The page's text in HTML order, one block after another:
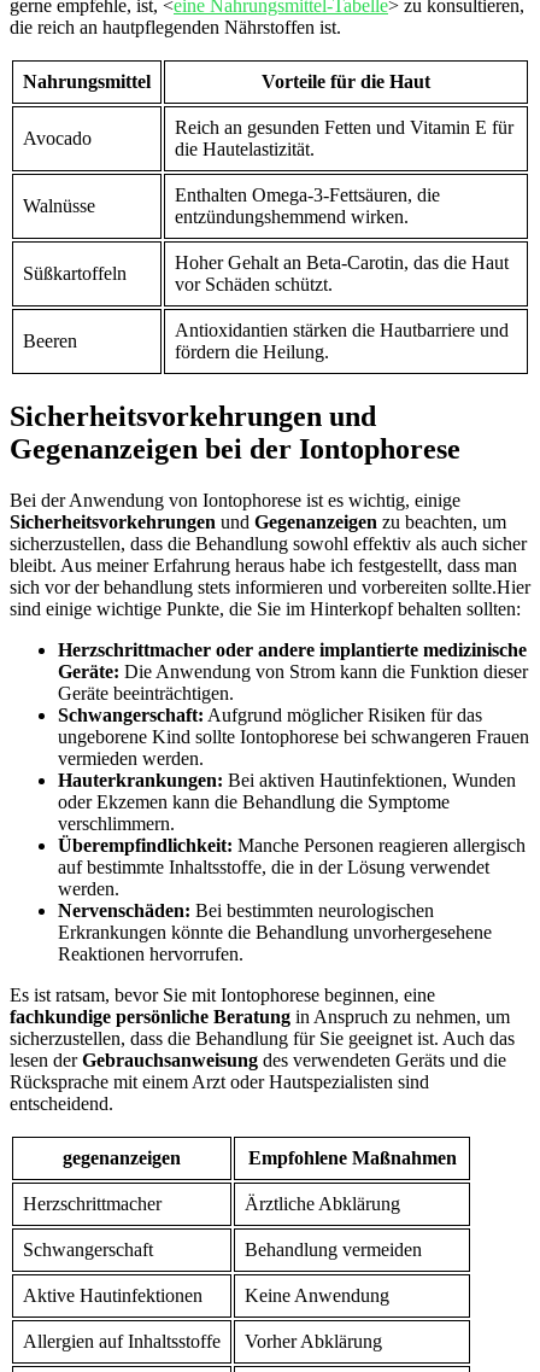
gerne empfehle, ist, <eine Nahrungsmittel-Tabelle> zu konsultieren,
die reich an hautpflegenden Nährstoffen ist.
Nahrungsmittel Vorteile für die Haut
Avocado
Reich an gesunden Fetten und Vitamin E für
die Hautelastizität.
Walnüsse
Enthalten Omega-3-Fettsäuren, die
entzündungshemmend wirken.
Süßkartoffeln
Hoher Gehalt an Beta-Carotin, das die Haut
vor Schäden schützt.
Beeren
Antioxidantien stärken die Hautbarriere und
fördern die Heilung.
Sicherheitsvorkehrungen und
Gegenanzeigen bei der Iontophorese
Bei der Anwendung von Iontophorese ist es wichtig, einige
Sicherheitsvorkehrungen und Gegenanzeigen zu beachten, um
sicherzustellen, dass die Behandlung sowohl effektiv als auch sicher
bleibt. Aus meiner Erfahrung heraus habe ich festgestellt, dass man
sich vor der behandlung stets informieren und vorbereiten sollte.Hier
sind einige wichtige Punkte, die Sie im Hinterkopf behalten sollten:
Herzschrittmacher oder andere implantierte medizinische
Geräte: Die Anwendung von Strom kann die Funktion dieser
Geräte beeinträchtigen.
Schwangerschaft: Aufgrund möglicher Risiken für das
ungeborene Kind sollte Iontophorese bei schwangeren Frauen
vermieden werden.
Hauterkrankungen: Bei aktiven Hautinfektionen, Wunden
oder Ekzemen kann die Behandlung die Symptome
verschlimmern.
Überempfindlichkeit: Manche Personen reagieren allergisch
auf bestimmte Inhaltsstoffe, die in der Lösung verwendet
werden.
Nervenschäden: Bei bestimmten neurologischen
Erkrankungen könnte die Behandlung unvorhergesehene
Reaktionen hervorrufen.
Es ist ratsam, bevor Sie mit Iontophorese beginnen, eine
fachkundige persönliche Beratung in Anspruch zu nehmen, um
sicherzustellen, dass die Behandlung für Sie geeignet ist. Auch das
lesen derGebrauchsanweisung des verwendeten Geräts und die
Rücksprache mit einem Arzt oder Hautspezialisten sind
entscheidend.
gegenanzeigen Empfohlene Maßnahmen
Herzschrittmacher Ärztliche Abklärung
Schwangerschaft Behandlung vermeiden
Aktive Hautinfektionen Keine Anwendung
Allergien auf Inhaltsstoffe Vorher Abklärung